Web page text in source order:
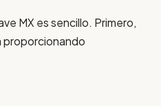
MX es sencillo. Primero,
proporcionando